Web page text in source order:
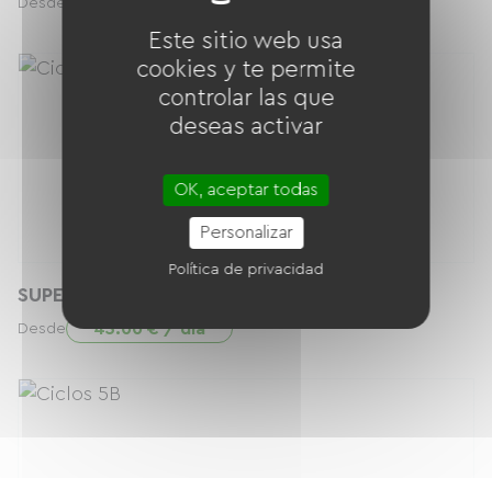
Desde
SUPERIOR RR 9.4
Desde 45.00 € / día
Este sitio web usa
cookies y te permite
controlar las que
deseas activar
OK, aceptar todas
Personalizar
Política de privacidad